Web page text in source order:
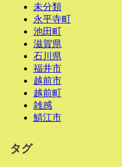
未分類
永平寺町
池田町
滋賀県
石川県
福井市
越前市
越前町
雑感
鯖江市
タグ